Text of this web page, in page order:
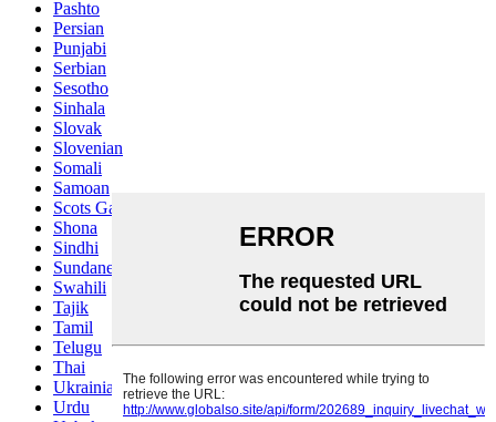
Pashto
Persian
Punjabi
Serbian
Sesotho
Sinhala
Slovak
Slovenian
Somali
Samoan
Scots Gaelic
Shona
Sindhi
Sundanese
Swahili
Tajik
Tamil
Telugu
Thai
Ukrainian
Urdu